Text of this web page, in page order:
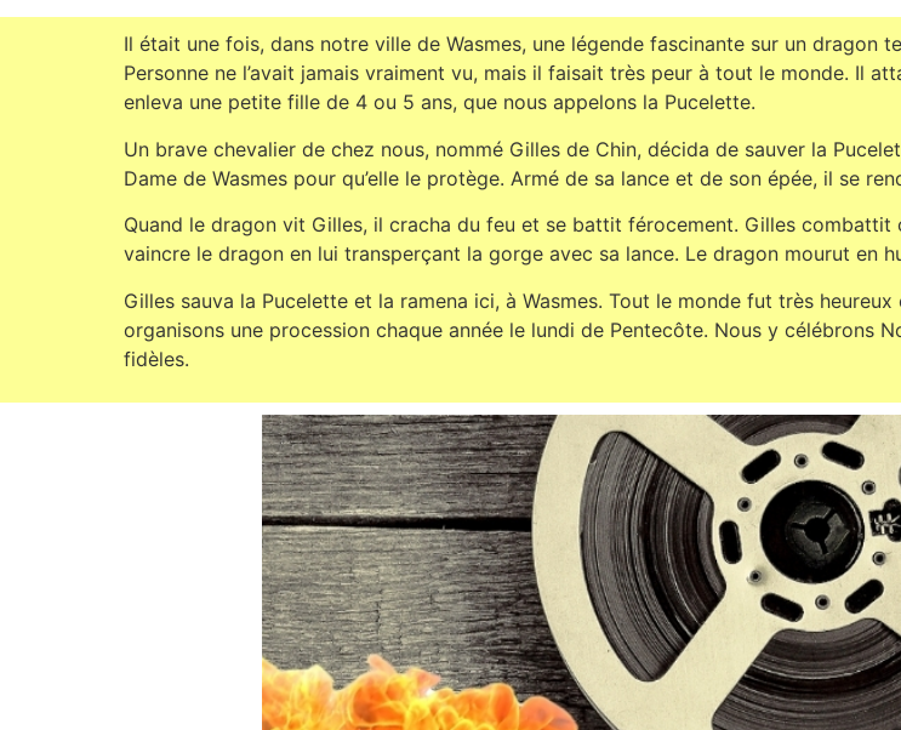
Il était une fois, dans notre ville de Wasmes, une légende fascinante sur un dragon
Personne ne l’avait jamais vraiment vu, mais il faisait très peur à tout le monde. Il
enleva une petite fille de 4 ou 5 ans, que nous appelons la Pucelette.
Un brave chevalier de chez nous, nommé Gilles de Chin, décida de sauver la
Dame de Wasmes pour qu’elle le protège. Armé de sa lance et de son épée, il se
Quand le dragon vit Gilles, il cracha du feu et se battit férocement. Gilles combattit
vaincre le dragon en lui transperçant la gorge avec sa lance. Le dragon mourut en
Gilles sauva la Pucelette et la ramena ici, à Wasmes. Tout le monde fut très
organisons une procession chaque année le lundi de Pentecôte. Nous y célébrons
fidèles.